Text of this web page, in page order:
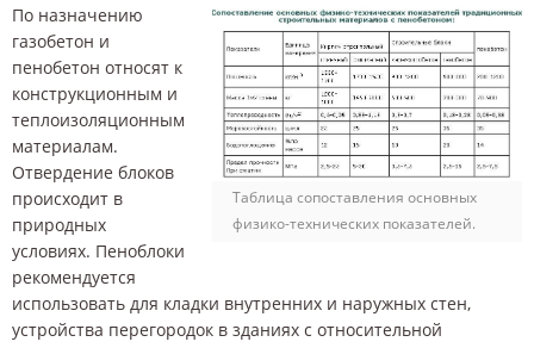
Таблица сопоставления основных
физико-технических показателей.
По назначению
газобетон и
пенобетон относят к
конструкционным и
теплоизоляционным
материалам.
Отвердение блоков
происходит в
природных
условиях. Пеноблоки
рекомендуется
использовать для кладки внутренних и наружных стен,
устройства перегородок в зданиях с относительной